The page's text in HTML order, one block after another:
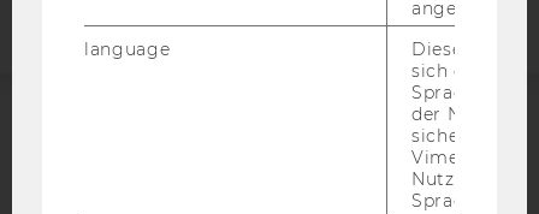
angemeldet
language
Dieses
sich die
der
Vimeo in der
Nutzer
Sprache